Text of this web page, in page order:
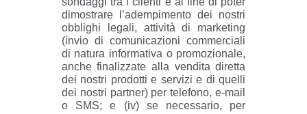
dimostrare l’adempimento dei nostri
obblighi legali, attività di marketing
(invio di comunicazioni commerciali
di natura informativa o promozionale,
anche finalizzate alla vendita diretta
dei nostri prodotti e servizi e di quelli
dei nostri partner) per telefono, e-mail
o SMS; e (iv) se necessario, per